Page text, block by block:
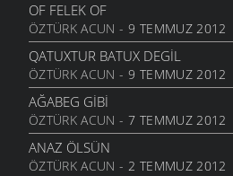
OF FELEK OF
ÖZTÜRK ACUN - 9 TEMMUZ 2012
QATUXTUR BATUX DEGIL
ÖZTÜRK ACUN - 9 TEMMUZ 2012
AĞABEG GIBI
ÖZTÜRK ACUN - 7 TEMMUZ 2012
ANAZ ÖLSÜN
ÖZTÜRK ACUN - 2 TEMMUZ 2012